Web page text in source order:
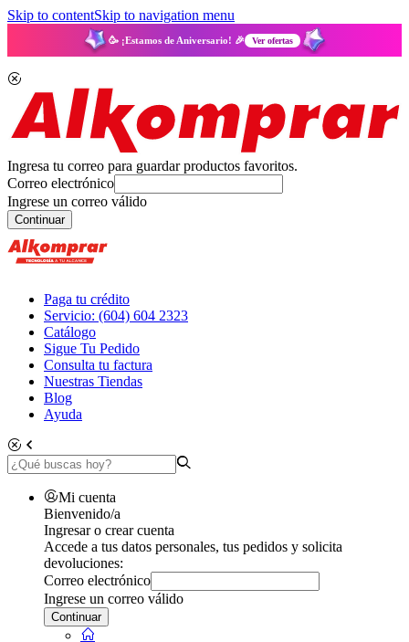
Skip to contentSkip to navigation menu
🥳 ¡Estamos de Aniversario! 🎉 Ver ofertas
Ingresa tu correo para guardar productos favoritos.
Correo electrónico
Ingrese un correo válido
Continuar
Paga tu crédito
Servicio: (604) 604 2323
Catálogo
Sigue Tu Pedido
Consulta tu factura
Nuestras Tiendas
Blog
Ayuda
Mi cuenta
Bienvenido/a
Ingresar o crear cuenta
Accede a tus datos personales, tus pedidos y solicita
devoluciones:
Correo electrónico
Ingrese un correo válido
Continuar